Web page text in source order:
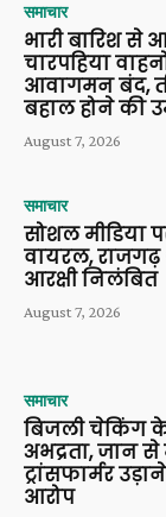
समाचार
भारी बारिश से
चारपहिया
आवागमन बंद,
बहाल होने की
August 7, 2026
समाचार
सोशल मीडिया
वायरल,
आरक्षी निलंबित
August 7, 2026
समाचार
बिजली चेकिंग
अभद्रता, जान
ट्रांसफार्मर
आरोप